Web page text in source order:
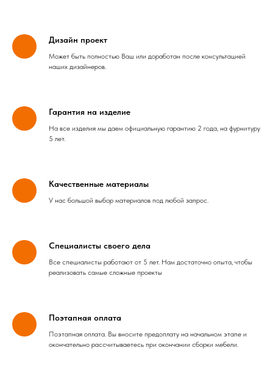
Дизайн проект
Может быть полностью Ваш или доработан после консультацией
наших дизайнеров.
Гарантия на изделие
На все изделия мы даем официальную гарантию 2 года, на фурнитуру
5 лет.
Качественные материалы
У нас большой выбор материалов под любой запрос.
Специалисты своего дела
Все специалисты работают от 5 лет. Нам достаточно опыта, чтобы
реализовать самые сложные проекты
Поэтапная оплата
Поэтапная оплата. Вы вносите предоплату на начальном этапе и
окончательно рассчитываетесь при окончании сборки мебели.